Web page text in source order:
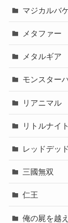
マジカルバ
メタファー
メタルギア
モンスター
リアニマル
リトルナイ
レッドデッ
三國無双
仁王
俺の屍を越